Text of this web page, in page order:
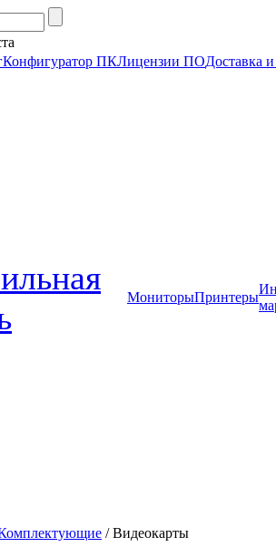
Конфигуратор ПКЛицензии ПОДоставка
МониторыПринтеры
/ Видеокарты